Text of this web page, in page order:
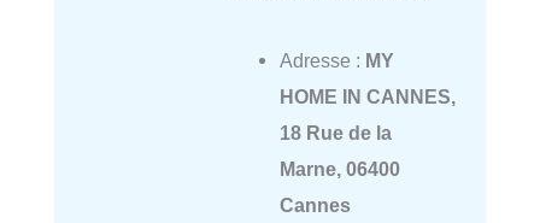
Adresse : MY
HOME IN CANNES,
18 Rue de la
Marne, 06400
Cannes